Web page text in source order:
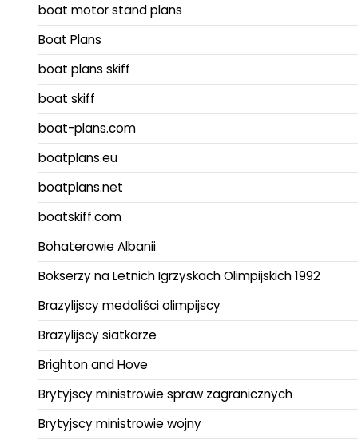
boat motor stand plans
Boat Plans
boat plans skiff
boat skiff
boat-plans.com
boatplans.eu
boatplans.net
boatskiff.com
Bohaterowie Albanii
Bokserzy na Letnich Igrzyskach Olimpijskich 1992
Brazylijscy medaliści olimpijscy
Brazylijscy siatkarze
Brighton and Hove
Brytyjscy ministrowie spraw zagranicznych
Brytyjscy ministrowie wojny